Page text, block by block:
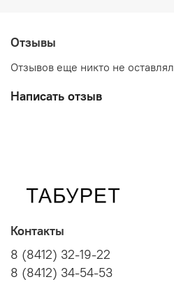
Отзывы
Отзывов еще никто не оставлял
Написать отзыв
Контакты
8 (8412) 32-19-22
8 (8412) 34-54-53